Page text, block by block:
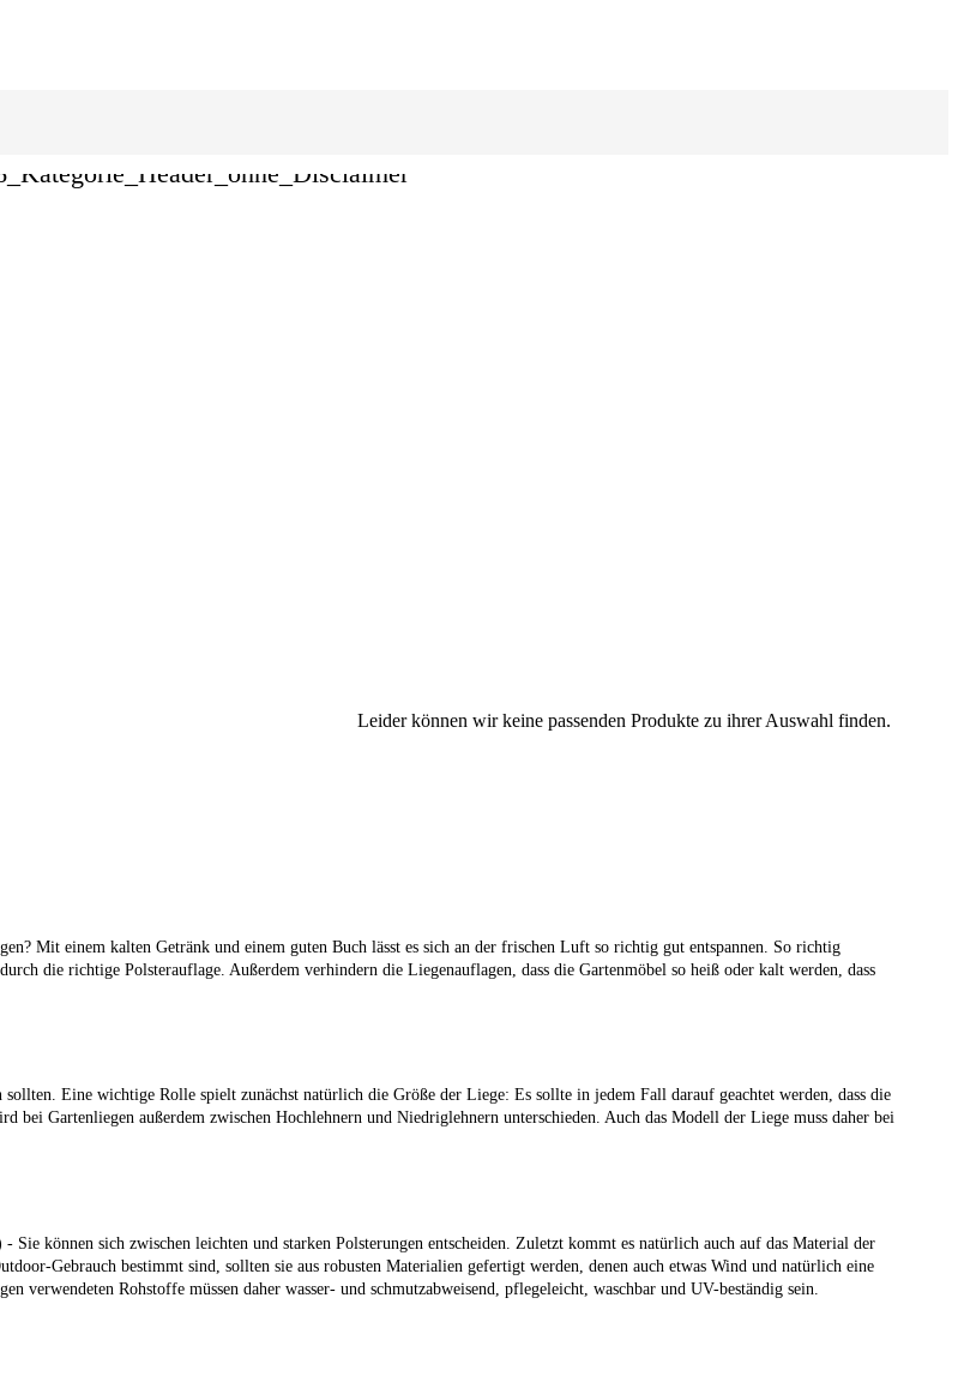
Leider können wir keine passenden Produkte zu ihrer Auswahl finden.
Mit einem kalten Getränk und einem guten Buch lässt es sich an der frischen Luft so richtig gut entspannen. So richtig
die richtige Polsterauflage. Außerdem verhindern die Liegenauflagen, dass die Gartenmöbel so heiß oder kalt werden, dass
Eine wichtige Rolle spielt zunächst natürlich die Größe der Liege: Es sollte in jedem Fall darauf geachtet werden, dass die
Gartenliegen außerdem zwischen Hochlehnern und Niedriglehnern unterschieden. Auch das Modell der Liege muss daher bei
Sie können sich zwischen leichten und starken Polsterungen entscheiden. Zuletzt kommt es natürlich auch auf das Material der
Gebrauch bestimmt sind, sollten sie aus robusten Materialien gefertigt werden, denen auch etwas Wind und natürlich eine
verwendeten Rohstoffe müssen daher wasser- und schmutzabweisend, pflegeleicht, waschbar und UV-beständig sein.